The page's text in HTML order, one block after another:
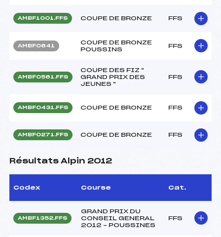
AMBF1001.FFS COUPE DE BRONZE FFS
AMBF0641
COUPE DE BRONZE
POUSSINS
FFS
AMBF0561.FFS
COUPE DES FIZ "
GRAND PRIX DES
JEUNES "
FFS
AMBF0431.FFS COUPE DE BRONZE FFS
AMBF0271.FFS COUPE DE BRONZE FFS
Résultats Alpin 2012
Codex Course Cat.
AMBF1352.FFS
GRAND PRIX DU
CONSEIL GENERAL
2012 – POUSSINES
FFS